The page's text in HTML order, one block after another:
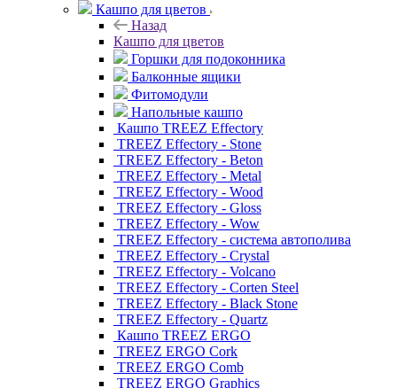
Кашпо для цветов
Назад
Кашпо для цветов
Горшки для подоконника
Балконные ящики
Фитомодули
Напольные кашпо
Кашпо TREEZ Effectory
TREEZ Effectory - Stone
TREEZ Effectory - Beton
TREEZ Effectory - Metal
TREEZ Effectory - Wood
TREEZ Effectory - Gloss
TREEZ Effectory - Wow
TREEZ Effectory - система автополива
TREEZ Effectory - Crystal
TREEZ Effectory - Volcano
TREEZ Effectory - Corten Steel
TREEZ Effectory - Black Stone
TREEZ Effectory - Quartz
Кашпо TREEZ ERGO
TREEZ ERGO Cork
TREEZ ERGO Comb
TREEZ ERGO Graphics